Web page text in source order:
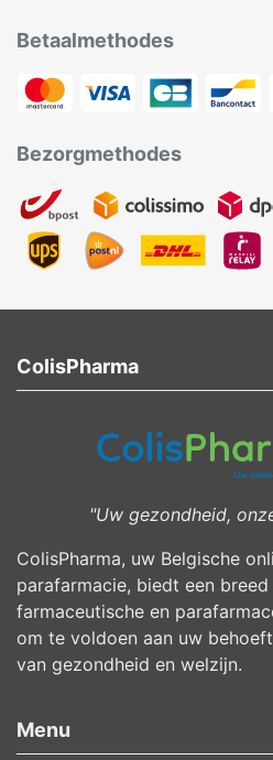
Betaalmethodes
Bezorgmethodes
ColisPharma
"Uw gezondheid,
ColisPharma, uw Belgische
parafarmacie, biedt een breed
farmaceutische en
om te voldoen aan uw
van gezondheid en welzijn.
Menu